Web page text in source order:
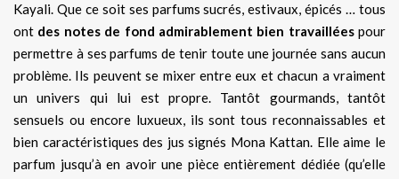
Kayali. Que ce soit ses parfums sucrés, estivaux, épicés … tous
ont des notes de fond admirablement bien travailléespour
permettre à ses parfums de tenir toute une journée sans aucun
problème. Ils peuvent se mixer entre eux et chacun a vraiment
un univers qui lui est propre. Tantôt gourmands, tantôt
sensuels ou encore luxueux, ils sont tous reconnaissables et
bien caractéristiques des jus signés Mona Kattan. Elle aime le
parfum jusqu’à en avoir une pièce entièrement dédiée (qu’elle